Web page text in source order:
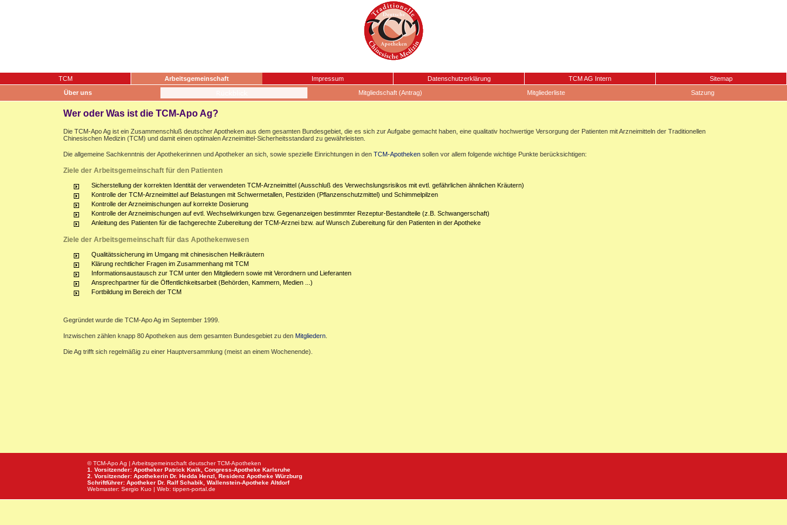
TCM Arbeitsgemeinschaft Impressum Datenschutzerklärung TCM AG Intern
Sitemap
Über uns
Mitgliedschaft (Antrag) Mitgliederliste Satzung
Wer oder Was ist die TCM-Apo Ag?
Die TCM-Apo Ag ist ein Zusammenschluß deutscher Apotheken aus dem gesamten Bundesgebiet, die es sich zur Aufgabe gemacht haben, eine qualitativ hochwertige Versorgung der Patienten mit Arzneimitteln der Traditionellen
Chinesischen Medizin (TCM) und damit einen optimalen Arzneimittel-Sicherheitsstandard zu gewährleisten.
Die allgemeine Sachkenntnis der Apothekerinnen und Apotheker an sich, sowie spezielle Einrichtungen in den TCM-Apotheken sollen vor allem folgende wichtige Punkte berücksichtigen:
Ziele der Arbeitsgemeinschaft für den Patienten
Sicherstellung der korrekten Identität der verwendeten TCM-Arzneimittel (Ausschluß des Verwechslungsrisikos mit evtl. gefährlichen ähnlichen Kräutern)
Kontrolle der TCM-Arzneimittel auf Belastungen mit Schwermetallen, Pestiziden (Pflanzenschutzmittel) und Schimmelpilzen
Kontrolle der Arzneimischungen auf korrekte Dosierung
Kontrolle der Arzneimischungen auf evtl. Wechselwirkungen bzw. Gegenanzeigen bestimmter Rezeptur-Bestandteile (z.B. Schwangerschaft)
Anleitung des Patienten für die fachgerechte Zubereitung der TCM-Arznei bzw. auf Wunsch Zubereitung für den Patienten in der Apotheke
Ziele der Arbeitsgemeinschaft für das Apothekenwesen
Qualitätssicherung im Umgang mit chinesischen Heilkräutern
Klärung rechtlicher Fragen im Zusammenhang mit TCM
Informationsaustausch zur TCM unter den Mitgliedern sowie mit Verordnern und Lieferanten
Ansprechpartner für die Öffentlichkeitsarbeit (Behörden, Kammern, Medien ...)
Fortbildung im Bereich der TCM
Gegründet wurde die TCM-Apo Ag im September 1999.
Inzwischen zählen knapp 80 Apotheken aus dem gesamten Bundesgebiet zu den Mitgliedern
Die Ag trifft sich regelmäßig zu einer Hauptversammlung (meist an einem Wochenende).
© TCM-Apo Ag | Arbeitsgemeinschaft deutscher TCM-Apotheken
1. Vorsitzender: Apotheker Patrick Kwik, Congress-Apotheke Karlsruhe
2. Vorsitzender: Apothekerin Dr. Hedda Henzl, Residenz Apotheke Würzburg
Schriftführer: Apotheker Dr. Ralf Schabik, Wallenstein-Apotheke Altdorf
Webmaster: Sergio Kuo | Web: tippen-portal.de